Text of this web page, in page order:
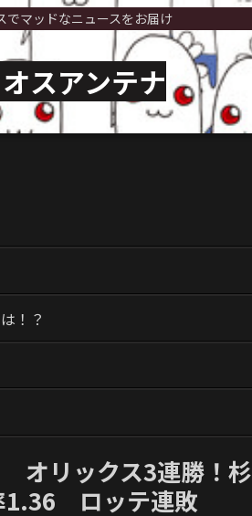
でマッドなニュースをお届け
スアンテナ
！？
オリックス3連勝！杉
1.36 ロッテ連敗